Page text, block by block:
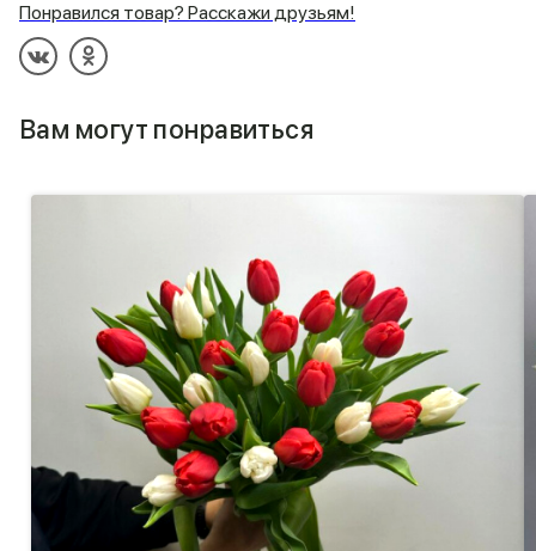
Понравился товар? Расскажи друзьям!
Вам могут понравиться